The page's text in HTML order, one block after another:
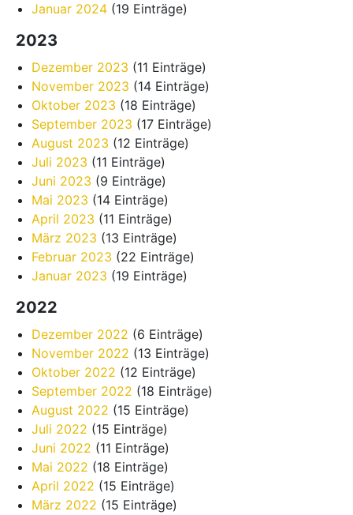
Januar 2024 (19 Einträge)
2023
Dezember 2023 (11 Einträge)
November 2023 (14 Einträge)
Oktober 2023 (18 Einträge)
September 2023 (17 Einträge)
August 2023 (12 Einträge)
Juli 2023 (11 Einträge)
Juni 2023 (9 Einträge)
Mai 2023 (14 Einträge)
April 2023 (11 Einträge)
März 2023 (13 Einträge)
Februar 2023 (22 Einträge)
Januar 2023 (19 Einträge)
2022
Dezember 2022 (6 Einträge)
November 2022 (13 Einträge)
Oktober 2022 (12 Einträge)
September 2022 (18 Einträge)
August 2022 (15 Einträge)
Juli 2022 (15 Einträge)
Juni 2022 (11 Einträge)
Mai 2022 (18 Einträge)
April 2022 (15 Einträge)
März 2022 (15 Einträge)